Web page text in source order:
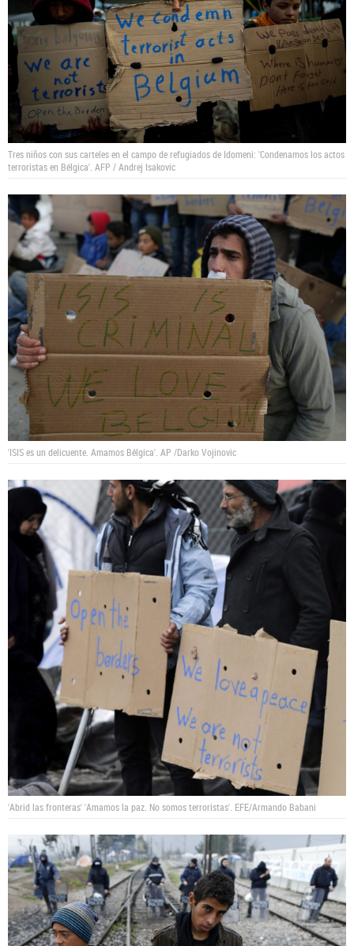
Tres niños con sus carteles en el campo de refugiados de Idomeni: 'Condenamos los actos
terroristas en Bélgica'. AFP / Andrej Isakovic
'ISIS es un delicuente. Amamos Bélgica'. AP /Darko Vojinovic
'Abrid las fronteras' 'Amamos la paz. No somos terroristas'. EFE/Armando Babani